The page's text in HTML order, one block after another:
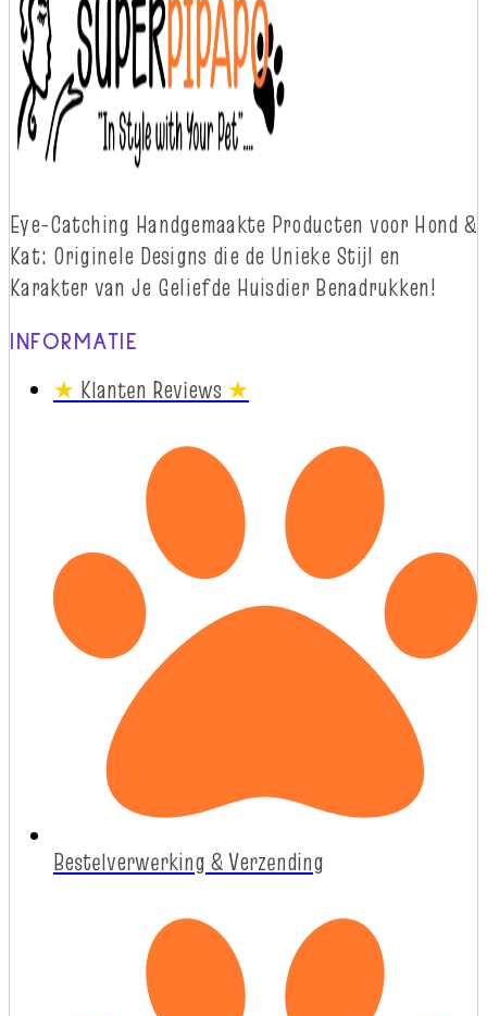
Eye-Catching Handgemaakte Producten voor Hond &
Kat: Originele Designs die de Unieke Stijl en
Karakter van Je Geliefde Huisdier Benadrukken!
INFORMATIE
★ Klanten Reviews ★
Bestelverwerking & Verzending